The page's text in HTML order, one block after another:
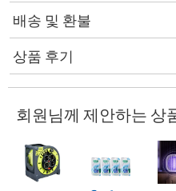
배송 및 환불
상품 후기
회원님께 제안하는 상